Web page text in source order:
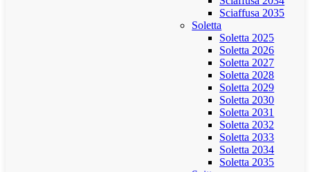
Sciaffusa 2035
Soletta
Soletta 2025
Soletta 2026
Soletta 2027
Soletta 2028
Soletta 2029
Soletta 2030
Soletta 2031
Soletta 2032
Soletta 2033
Soletta 2034
Soletta 2035